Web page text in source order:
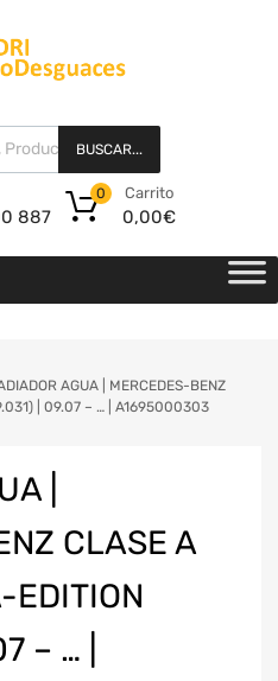
BUSCAR...
887
Carrito
0,00€
0
AGUA | MERCEDES-BENZ
| 09.07 – … | A1695000303
|
CLASE A
EDITION
– … |